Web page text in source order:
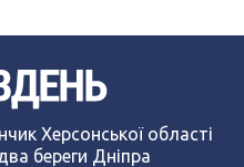
Херсонської області
береги Дніпра